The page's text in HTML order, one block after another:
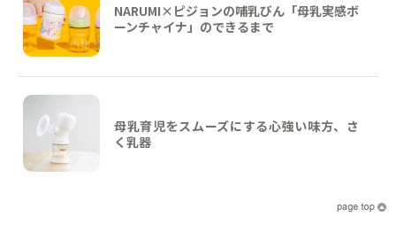
NARUMI×ピジョンの哺乳びん「母乳実感ボ
ーンチャイナ」のできるまで
母乳育児をスムーズにする心強い味方、さ
く乳器